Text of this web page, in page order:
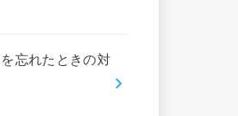
忘れたときの対